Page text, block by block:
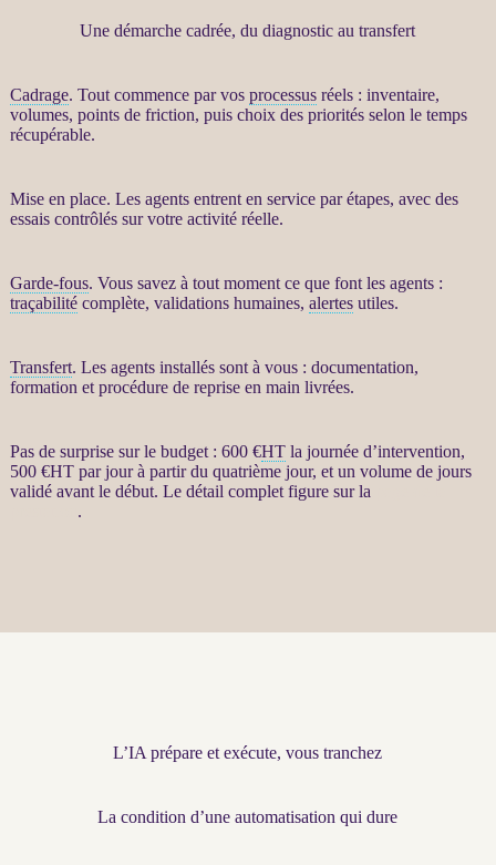
Une démarche cadrée, du diagnostic au transfert
Cadrage. Tout commence par vos processusréels : inventaire,
volumes, points de friction, puis choix des priorités selon le temps
récupérable.
Mise en place. Les agentsentrent en service par étapes, avec des
essais contrôlés sur votre activité réelle.
Garde-fous. Vous savez à tout moment ce que font les agents:
traçabilitécomplète, validations humaines, alertesutiles.
Transfert. Les agentsinstallés sont à vous : documentation,
formation et procédure de reprise en main livrées.
Pas de surprise sur le budget : 600 €HTla journée d’intervention,
500 €HTpar jour à partir du quatrième jour, et un volume de jours
validé avant le début. Le détail complet figure sur la
.
L’IA prépare et exécute, vous tranchez
La condition d’une automatisation qui dure